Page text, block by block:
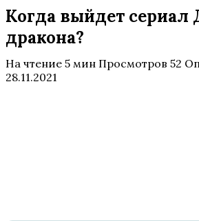
Когда выйдет сериал
дракона?
На чтение 5 мин Просмотров 52
28.11.2021